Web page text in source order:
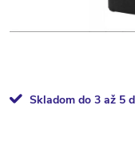
Skladom do 3 až 5